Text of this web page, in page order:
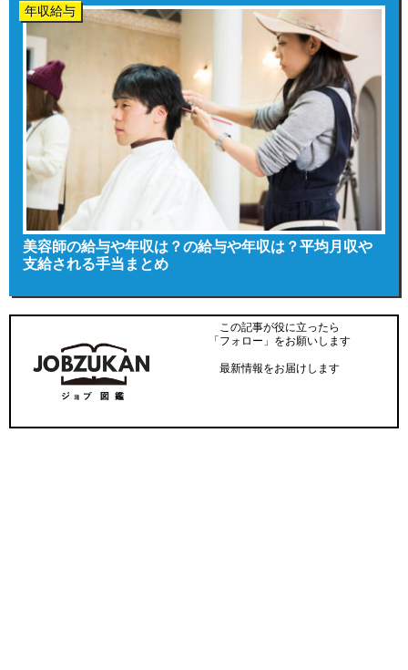
年収給与
美容師の給与や年収は？の給与や年収は？平均月収や
支給される手当まとめ
この記事が役に立ったら
「フォロー」をお願いします
最新情報をお届けします